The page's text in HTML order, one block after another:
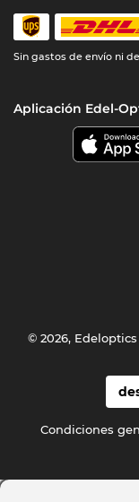
Sin gastos de envío ni
Aplicación Edel-
Condiciones
© 2026,